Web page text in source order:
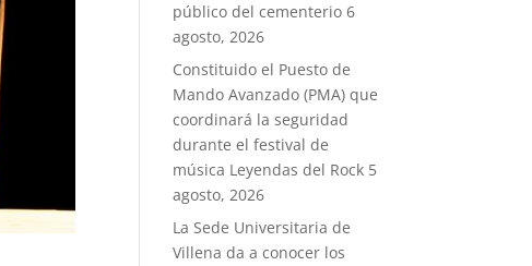
público del cementerio 6
agosto, 2026
Constituido el Puesto de
Mando Avanzado (PMA) que
coordinará la seguridad
durante el festival de
música Leyendas del Rock 5
agosto, 2026
La Sede Universitaria de
Villena da a conocer los